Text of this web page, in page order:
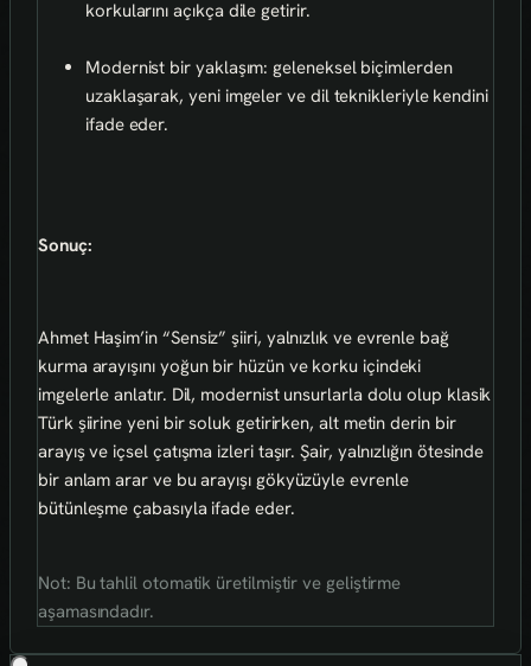
korkularını açıkça dile getirir.
Modernist bir yaklaşım: geleneksel biçimlerden
uzaklaşarak, yeni imgeler ve dil teknikleriyle kendini
ifade eder.
Sonuç:
Ahmet Haşim’in “Sensiz” şiiri, yalnızlık ve evrenle bağ
kurma arayışını yoğun bir hüzün ve korku içindeki
imgelerle anlatır. Dil, modernist unsurlarla dolu olup klasik
Türk şiirine yeni bir soluk getirirken, alt metin derin bir
arayış ve içsel çatışma izleri taşır. Şair, yalnızlığın ötesinde
bir anlam arar ve bu arayışı gökyüzüyle evrenle
bütünleşme çabasıyla ifade eder.
Not: Bu tahlil otomatik üretilmiştir ve geliştirme
aşamasındadır.